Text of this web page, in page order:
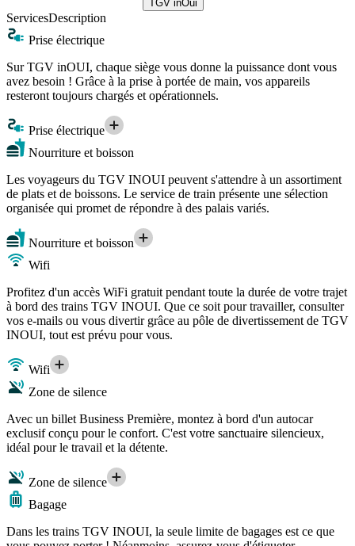
TGV inOui
ServicesDescription
Prise électrique
Sur TGV inOUI, chaque siège vous donne la puissance dont vous
avez besoin ! Grâce à la prise à portée de main, vos appareils
resteront toujours chargés et opérationnels.
Prise électrique
Nourriture et boisson
Les voyageurs du TGV INOUI peuvent s'attendre à un assortiment
de plats et de boissons. Le service de train présente une sélection
organisée qui promet de répondre à des palais variés.
Nourriture et boisson
Wifi
Profitez d'un accès WiFi gratuit pendant toute la durée de votre trajet
à bord des trains TGV INOUI. Que ce soit pour travailler, consulter
vos e-mails ou vous divertir grâce au pôle de divertissement de TGV
INOUI, tout est prévu pour vous.
Wifi
Zone de silence
Avec un billet Business Première, montez à bord d'un autocar
exclusif conçu pour le confort. C'est votre sanctuaire silencieux,
idéal pour le travail et la détente.
Zone de silence
Bagage
Dans les trains TGV INOUI, la seule limite de bagages est ce que